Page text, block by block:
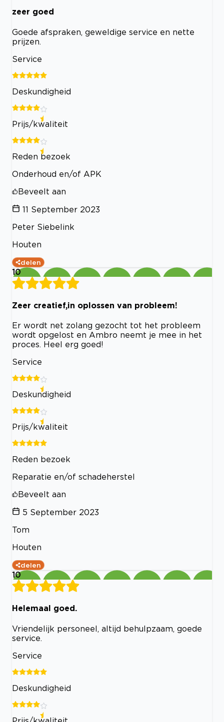
zeer goed
Goede afspraken, geweldige service en nette
prijzen.
Service
Deskundigheid
Prijs/kwaliteit
Reden bezoek
Onderhoud en/of APK
Beveelt aan
11 September 2023
Peter Siebelink
Houten
delen
10
Zeer creatief,in oplossen van probleem!
Er wordt net zolang gezocht tot het probleem
wordt opgelost en Ambro neemt je mee in het
proces. Heel erg goed!
Service
Deskundigheid
Prijs/kwaliteit
Reden bezoek
Reparatie en/of schadeherstel
Beveelt aan
5 September 2023
Tom
Houten
delen
10
Helemaal goed.
Vriendelijk personeel, altijd behulpzaam, goede
service.
Service
Deskundigheid